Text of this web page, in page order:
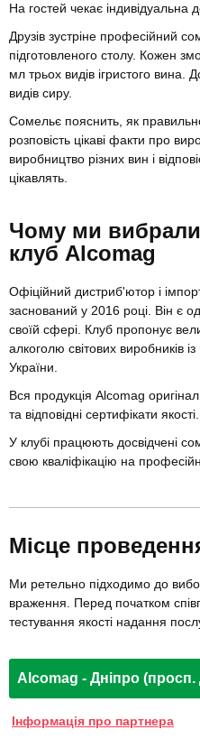
На гостей чекає індивідуальна
Друзів зустріне професійний
підготовленого столу. Кожен
мл трьох видів ігристого вина.
видів сиру.
Сомельє пояснить, як
розповість цікаві факти про
виробництво різних вин і
цікавлять.
Чому ми вибрали
клуб Alcomag
Офіційний дистриб'ютор і
заснований у 2016 році. Він є
своїй сфері. Клуб пропонує
алкоголю світових виробників із
України.
Вся продукція Alcomag
та відповідні сертифікати якості.
У клубі працюють досвідчені
свою кваліфікацію на
Місце
Ми ретельно підходимо до
враження. Перед початком
тестування якості надання
Alcomag - Дніпро
Інформація про партнера